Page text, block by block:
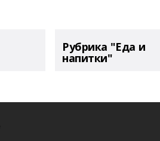
Рубрика "Еда и
напитки"